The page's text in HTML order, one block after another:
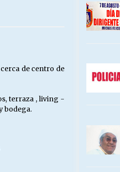
de centro de
terraza , living -
bodega.